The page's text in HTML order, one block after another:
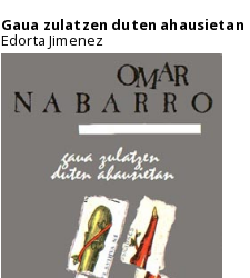
Gaua zulatzen duten ahausietan
Edorta Jimenez